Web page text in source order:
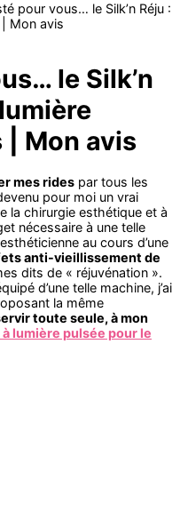
pour vous… le Silk’n Réju :
Mon avis
le Silk’n
Mon avis
mes rides par tous les
pour moi un vrai
la chirurgie esthétique et à
nécessaire à une telle
au cours d’une
anti-vieillissement de
dits de « réjuvénation ».
d’une telle machine, j’ai
la même
toute seule, à mon
à lumière pulsée pour le